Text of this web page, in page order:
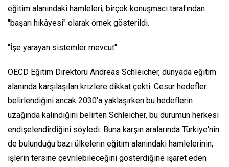
eğitim alanındaki hamleleri, birçok konuşmacı tarafından
"başarı hikâyesi" olarak örnek gösterildi.
"İşe yarayan sistemler mevcut"
OECD Eğitim Direktörü Andreas Schleicher, dünyada eğitim
alanında karşılaşılan krizlere dikkat çekti. Cesur hedefler
belirlendiğini ancak 2030'a yaklaşırken bu hedeflerin
uzağında kalındığını belirten Schleicher, bu durumun herkesi
endişelendirdiğini söyledi. Buna karşın aralarında Türkiye'nin
de bulunduğu bazı ülkelerin eğitim alanındaki hamlelerinin,
işlerin tersine çevrilebileceğini gösterdiğine işaret eden